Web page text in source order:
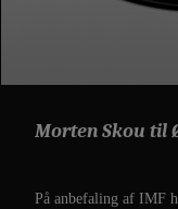
Morten Skou til
På anbefaling af IMF